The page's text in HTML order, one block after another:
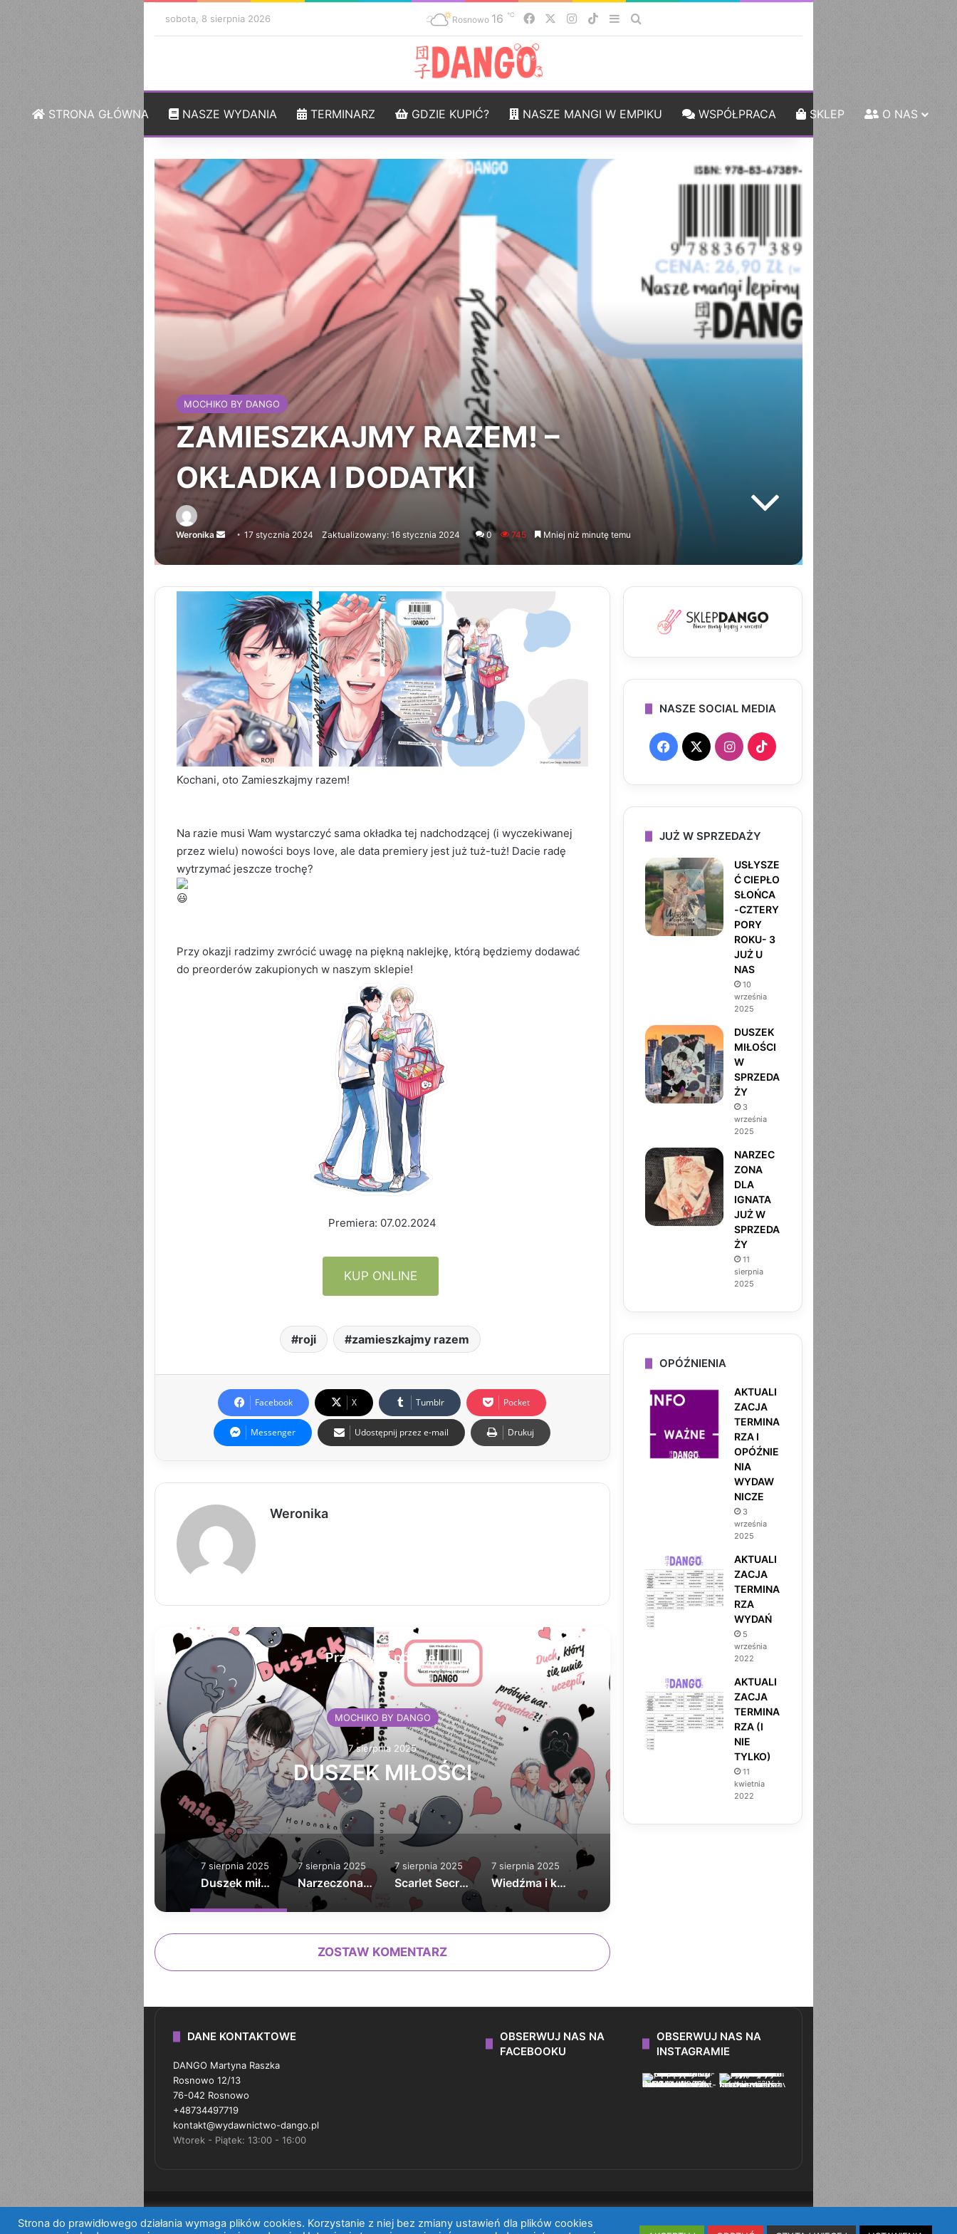
sobota, 8 sierpnia 2026 Rosnowo 16 ℃ Facebook Instagram
TikTokSidebar
STRONA GŁÓWNA NASZE WYDANIA TERMINARZ GDZIE KUPIĆ? NASZE MANGI W EMPIKU WSPÓŁPRACA SKLEP O NAS
MOCHIKO BY DANGO
ZAMIESZKAJMY RAZEM! –
OKŁADKA I DODATKI
Weronika
Send17 stycznia 2024 Zaktualizowany: 16 stycznia 2024 0 745 Mniej niż minutę temu
Kochani, oto Zamieszkajmy razem!
Na razie musi Wam wystarczyć sama okładka tej nadchodzącej (i wyczekiwanej
przez wielu) nowości boys love, ale data premiery jest już tuż-tuż! Dacie radę
wytrzymać jeszcze trochę?
Przy okazji radzimy zwrócić uwagę na piękną naklejkę, którą będziemy dodawać
do preorderów zakupionych w naszym sklepie!
Premiera: 07.02.2024
KUP ONLINE
roji zamieszkajmy razem
Facebook X Tumblr Pocket
Messenger Udostępnij przez e-mail Drukuj
Weronika
Przeczytaj później
MOCHIKO BY DANGO
7 sierpnia 2025
DUSZEK MIŁOŚCI
MOCHIKO BY DANGO
7 sierpnia 2025
NARZECZONA DLA IGNATA
7 sierpnia 2025
Duszek miłości
7 sierpnia 2025
Narzeczona dla Ignata tom 1
7 sierpnia 2025
Scarlet Secret nowa edycja
7 sierpnia 2025
Wiedźma i kot
ZOSTAW KOMENTARZ
NASZE SOCIAL MEDIA
F
c
e
b
o
o
X
I
s
t
a
g
r
a
m
T
k
o
k
JUŻ W SPRZEDAŻY
USŁYSZE
Ć CIEPŁO
SŁOŃCA
-CZTERY
PORY
ROKU- 3
JUŻ U
NAS
10
września
2025
DUSZEK
MIŁOŚCI
W
SPRZEDA
ŻY
3
września
2025
NARZEC
ZONA
DLA
IGNATA
JUŻ W
SPRZEDA
ŻY
11
sierpnia
2025
OPÓŹNIENIA
AKTUALI
ZACJA
TERMINA
RZA I
OPÓŹNIE
NIA
WYDAW
NICZE
3
września
2025
AKTUALI
ZACJA
TERMINA
RZA
WYDAŃ
5
września
2022
AKTUALI
ZACJA
TERMINA
RZA (I
NIE
TYLKO)
11
kwietnia
2022
DANE KONTAKTOWE
DANGO Martyna Raszka
Rosnowo 12/13
76-042 Rosnowo
+48734497719
kontakt@wydawnictwo-dango.pl
Wtorek - Piątek: 13:00 - 16:00
OBSERWUJ NAS NA
FACEBOOKU
OBSERWUJ NAS NA
INSTAGRAMIE
WYDAWNICTWO DANGO 2026 © WSZYSTKIE PRAWA ZASTRZEŻONE.
Strona do prawidłowego działania wymaga plików cookies. Korzystanie z niej bez zmiany ustawień dla plików cookies